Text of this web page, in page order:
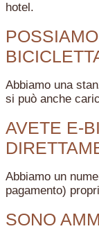
hotel.
Abbiamo una
si può anche
AVETE E-
Abbiamo un
pagamento)
SONO